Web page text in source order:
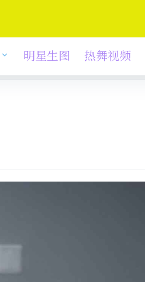
明星生图 热舞视频